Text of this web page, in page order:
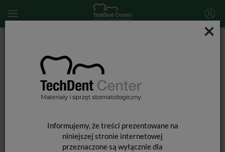
×
Informujemy, że treści prezentowane na
niniejszej stronie internetowej
przeznaczone są wyłącznie dla